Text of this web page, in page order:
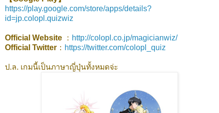
https://play.google.com/store/apps/details?
id=jp.colopl.quizwiz
Official Website ： http://colopl.co.jp/magicianwiz/
Official Twitter ： https://twitter.com/colopl_quiz
ป.ล. เกมนี้เป็นภาษาญี่ปุ่นทั้งหมดจ่ะ